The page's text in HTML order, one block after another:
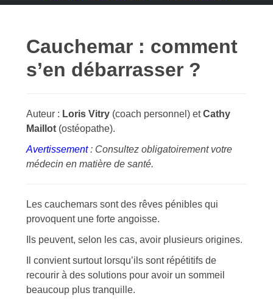
Cauchemar : comment
s’en débarrasser ?
Auteur : Loris Vitry (coach personnel) etCathy
Maillot (ostéopathe).
Avertissement: Consultez obligatoirement votre
médecin en matière de santé.
Les cauchemars sont des rêves pénibles qui
provoquent une forte angoisse.
Ils peuvent, selon les cas, avoir plusieurs origines.
Il convient surtout lorsqu’ils sont répétitifs de
recourir à des solutions pour avoir un sommeil
beaucoup plus tranquille.